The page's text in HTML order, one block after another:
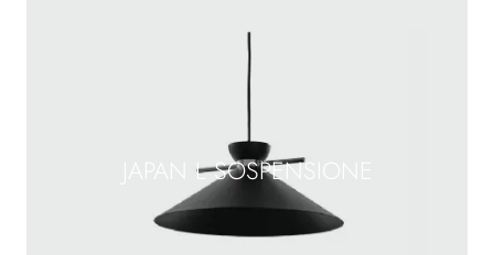
JAPAN L SOSPENSIONE